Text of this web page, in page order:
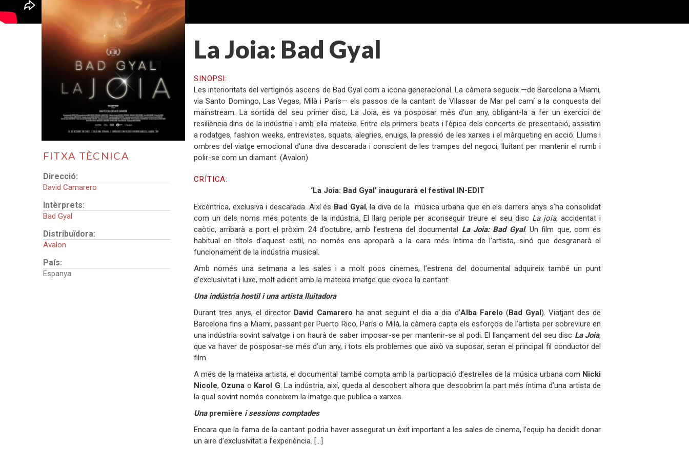
La Joia: Bad Gyal
FITXA TÈCNICA
Direcció:
David Camarero
Intèrprets:
Bad Gyal
Distribuïdora:
Avalon
País:
Espanya
SINOPSI:
Les interioritats del vertiginós ascens de Bad Gyal com a icona generacional. La càmera segueix —de Barcelona a Miami,
via Santo Domingo, Las Vegas, Milà i París— els passos de la cantant de Vilassar de Mar pel camí a la conquesta del
mainstream. La sortida del seu primer disc, La Joia, es va posposar més d'un any, obligant-la a fer un exercici de
resiliència dins de la indústria i amb ella mateixa. Entre els primers beats i l'èpica dels concerts de presentació, assistim
a rodatges, fashion weeks, entrevistes, squats, alegries, enuigs, la pressió de les xarxes i el màrqueting en acció. Llums i
ombres del viatge emocional d'una diva descarada i conscient de les trampes del negoci, lluitant per mantenir el rumb i
polir-se com un diamant. (Avalon)
CRÍTICA:
‘La Joia: Bad Gyal’ inaugurarà el festival IN-EDIT
Excèntrica, exclusiva i descarada. Així és Bad Gyal, la diva de la música urbana que en els darrers anys s’ha consolidat
com un dels noms més potents de la indústria. El llarg periple per aconseguir treure el seu disc La joia, accidentat i
caòtic, arribarà a port el pròxim 24 d’octubre, amb l’estrena del documental La Joia: Bad Gyal. Un film que, com és
habitual en títols d’aquest estil, no només ens aproparà a la cara més íntima de l’artista, sinó que desgranarà el
funcionament de la indústria musical.
Amb només una setmana a les sales i a molt pocs cinemes, l’estrena del documental adquireix també un punt
d’exclusivitat i luxe, molt adient amb la mateixa imatge que evoca la cantant.
Una indústria hostil i una artista lluitadora
Durant tres anys, el director David Camarero ha anat seguint el dia a dia d’Alba Farelo (Bad Gyal). Viatjant des de
Barcelona fins a Miami, passant per Puerto Rico, París o Milà, la càmera capta els esforços de l’artista per sobreviure en
una indústria sovint salvatge i on haurà de saber imposar-se per mantenir-se al podi. El llançament del seu disc La Joia,
que va haver de posposar-se més d’un any, i tots els problemes que això va suposar, seran el principal fil conductor del
film.
A més de la mateixa artista, el documental també compta amb la participació d’estrelles de la música urbana com Nicki
Nicole, Ozuna o Karol G. La indústria, així, queda al descobert alhora que descobrim la part més íntima d’una artista de
la qual sovint només coneixem la imatge que publica a xarxes.
Una première i sessions comptades
Encara que la fama de la cantant podria haver assegurat un èxit important a les sales de cinema, l’equip ha decidit donar
un aire d’exclusivitat a l’experiència. [...]